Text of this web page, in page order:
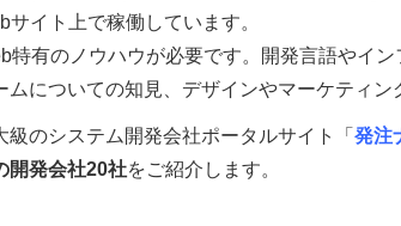
イト上で稼働しています。
特有のノウハウが必要です。開発言語やイ
についての知見、デザインやマーケティン
のシステム開発会社ポータルサイト「 発注
開発会社20社をご紹介します。